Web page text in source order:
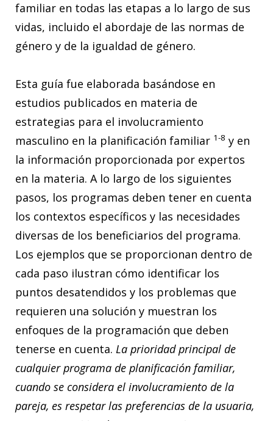
familiar en todas las etapas a lo largo de sus
vidas, incluido el abordaje de las normas de
género y de la igualdad de género.
Esta guía fue elaborada basándose en
estudios publicados en materia de
estrategias para el involucramiento
masculino en la planificación familiar 1-8 y en
la información proporcionada por expertos
en la materia. A lo largo de los siguientes
pasos, los programas deben tener en cuenta
los contextos específicos y las necesidades
diversas de los beneficiarios del programa.
Los ejemplos que se proporcionan dentro de
cada paso ilustran cómo identificar los
puntos desatendidos y los problemas que
requieren una solución y muestran los
enfoques de la programación que deben
tenerse en cuenta. La prioridad principal de
cualquier programa de planificación familiar,
cuando se considera el involucramiento de la
pareja, es respetar las preferencias de la usuaria,